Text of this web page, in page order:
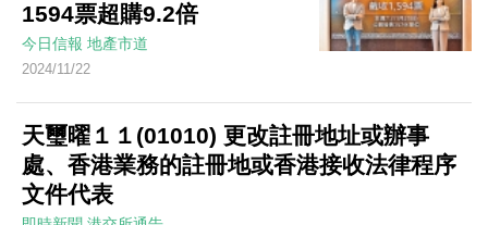
1594票超購9.2倍
今日信報 地產市道
2024/11/22
天璽曜１１(01010) 更改註冊地址或辦事
處、香港業務的註冊地或香港接收法律程序
文件代表